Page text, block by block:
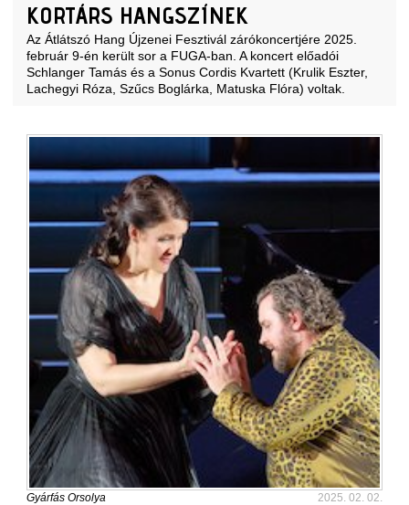
KORTÁRS HANGSZÍNEK
Az Átlátszó Hang Újzenei Fesztivál zárókoncertjére 2025.
február 9-én került sor a FUGA-ban. A koncert előadói
Schlanger Tamás és a Sonus Cordis Kvartett (Krulik Eszter,
Lachegyi Róza, Szűcs Boglárka, Matuska Flóra) voltak.
Gyárfás Orsolya 2025. 02. 02.